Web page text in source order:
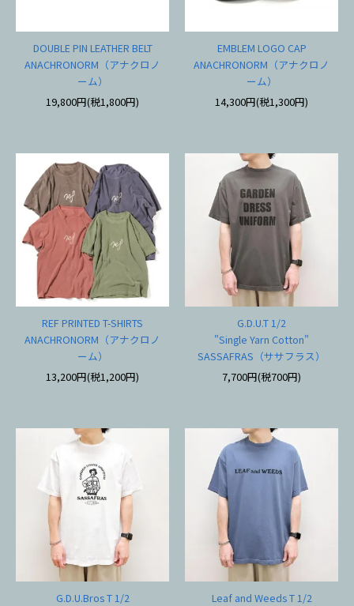
DOUBLE PIN LEATHER BELT
ANACHRONORM（アナクロノ
ーム）
19,800円(税1,800円)
EMBLEM LOGO CAP
ANACHRONORM（アナクロノ
ーム）
14,300円(税1,300円)
REF PRINTED T-SHIRTS
ANACHRONORM（アナクロノ
ーム）
13,200円(税1,200円)
G.D.U.T 1/2
"Single Yarn Cotton"
SASSAFRAS（ササフラス）
7,700円(税700円)
G.D.U.Bros T 1/2
Leaf and Weeds T 1/2